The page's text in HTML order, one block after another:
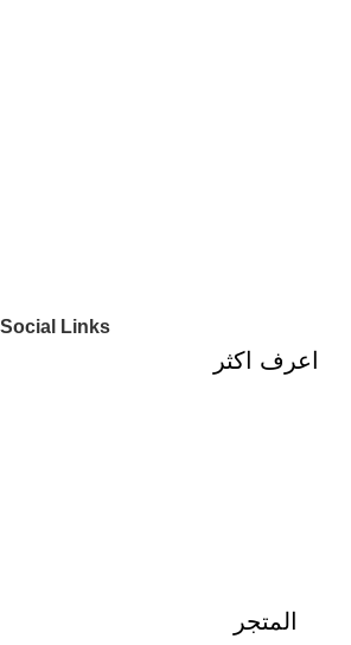
Social Links
اعرف اكثر
المتجر